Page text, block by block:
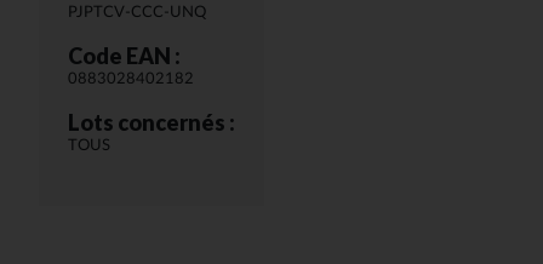
PJPTCV-CCC-UNQ
Code EAN :
0883028402182
Lots concernés :
TOUS